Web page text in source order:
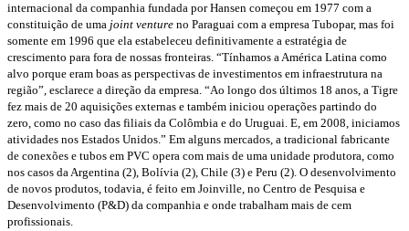
internacional da companhia fundada por Hansen começou em 1977 com a
constituição de uma joint venture no Paraguai com a empresa Tubopar, mas foi
somente em 1996 que ela estabeleceu definitivamente a estratégia de
crescimento para fora de nossas fronteiras. “Tínhamos a América Latina como
alvo porque eram boas as perspectivas de investimentos em infraestrutura na
região”, esclarece a direção da empresa. “Ao longo dos últimos 18 anos, a Tigre
fez mais de 20 aquisições externas e também iniciou operações partindo do
zero, como no caso das filiais da Colômbia e do Uruguai. E, em 2008, iniciamos
atividades nos Estados Unidos.” Em alguns mercados, a tradicional fabricante
de conexões e tubos em PVC opera com mais de uma unidade produtora, como
nos casos da Argentina (2), Bolívia (2), Chile (3) e Peru (2). O desenvolvimento
de novos produtos, todavia, é feito em Joinville, no Centro de Pesquisa e
Desenvolvimento (P&D) da companhia e onde trabalham mais de cem
profissionais.